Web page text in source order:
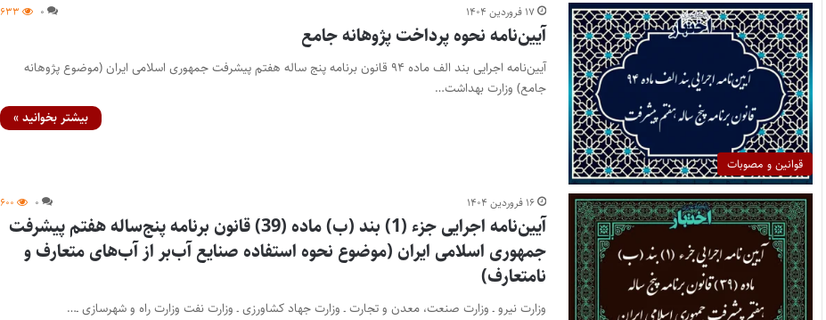
قوانین و مصوبات
۱۷ فروردین ۱۴۰۴ ۰ ۶۳۳
آیین‌نامه نحوه پرداخت پژوهانه جامع
آیین‌نامه اجرایی بند الف ماده ۹۴ قانون برنامه پنج ساله هفتم پیشرفت جمهوری اسلامی ایران (موضوع پژوهانه
جامع) وزارت بهداشت…
بیشتر بخوانید »
۱۶ فروردین ۱۴۰۴ ۰ ۶۰۰
آیین‌نامه اجرایی جزء (1) بند (ب) ماده (39) قانون برنامه پنج‌ساله هفتم پیشرفت
جمهوری اسلامی ایران (موضوع نحوه استفاده صنایع آب‌بر از آب‌های متعارف و
نامتعارف)
وزارت نیرو ـ وزارت صنعت، معدن و تجارت ـ وزارت جهاد کشاورزی ـ وزارت نفت وزارت راه و شهرسازی ـ…